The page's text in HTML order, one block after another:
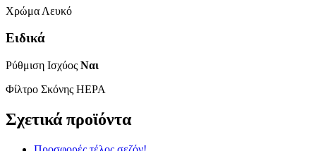
Χρώμα Λευκό
Ειδικά
Ρύθμιση Ισχύος Ναι
Φίλτρο Σκόνης HEPA
Σχετικά προϊόντα